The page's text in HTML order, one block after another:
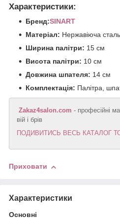
Характеристики:
Бренд:SINART
Матеріал: Нержавіюча сталь
Ширина палітри: 15 см
Висота палітри: 10 см
Довжина шпателя: 14 см
Комплектація: Палітра,
Zakaz4salon.com - професійні
вій і брів
ПОДИВИТИСЬ ВЕСЬ КАТАЛОГ
Приховати
Характеристики
Основні